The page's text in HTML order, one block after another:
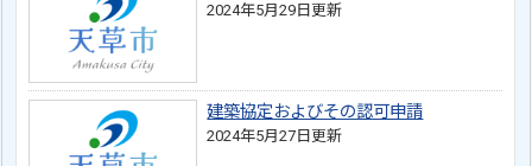
2024年5月29日更新
建築協定およびその認可申請
2024年5月27日更新